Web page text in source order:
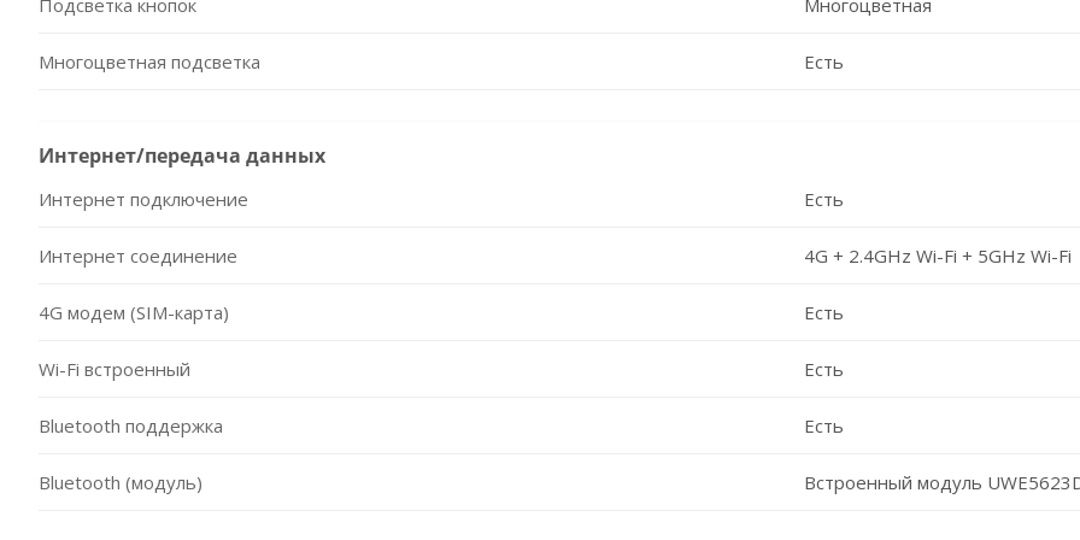
Подсветка кнопок Многоцветная
Многоцветная подсветка Есть
Интернет/передача данных
Интернет подключение Есть
Интернет соединение 4G + 2.4GHz Wi-Fi + 5GHz Wi-Fi
4G модем (SIM-карта) Есть
Wi-Fi встроенный Есть
Bluetooth поддержка Есть
Bluetooth (модуль) Встроенный модуль